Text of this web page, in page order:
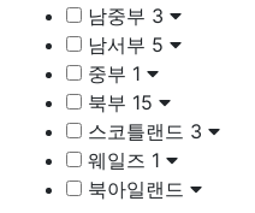
남중부 3
남서부 5
중부 1
북부 15
스코틀랜드 3
웨일즈 1
북아일랜드